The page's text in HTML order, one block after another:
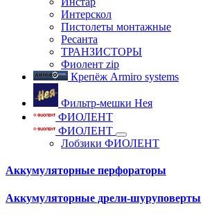
Интерскол
Пистолеты монтажные
Ресанта
ТРАНЗИСТОРЫ
Фиолент zip
Крепёж Armiro systems
Фильтр-мешки Нея
ФИОЛЕНТ
ФИОЛЕНТ
Лобзики ФИОЛЕНТ
Аккумуляторные перфораторы
Аккумуляторные дрели-шуруповерты